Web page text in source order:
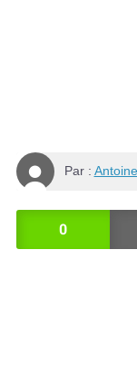
Par :
0